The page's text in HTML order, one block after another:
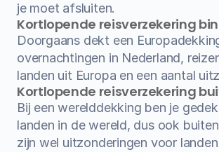
je moet afsluiten.
Kortlopende reisverzekering
Doorgaans dekt een
overnachtingen in Nederland,
landen uit Europa en een aantal
Kortlopende reisverzekering
Bij een werelddekking ben je
landen in de wereld, dus ook
zijn wel uitzonderingen voor